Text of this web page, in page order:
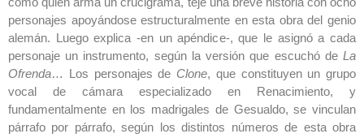
personajes apoyándose estructuralmente en esta obra del genio
alemán. Luego explica -en un apéndice-, que le asignó a cada
personaje un instrumento, según la versión que escuchó de La
Ofrenda… Los personajes de Clone, que constituyen un grupo
vocal de cámara especializado en Renacimiento, y
fundamentalmente en los madrigales de Gesualdo, se vinculan
párrafo por párrafo, según los distintos números de esta obra